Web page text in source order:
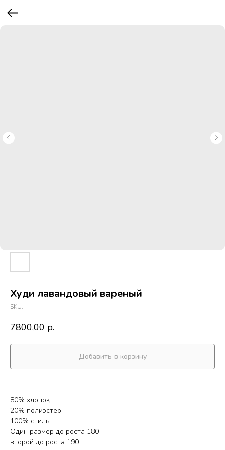
Худи лавандовый вареный
SKU:
7800,00 р.
Добавить в корзину
80% хлопок
20% полиэстер
100% стиль
Один размер до роста 180
второй до роста 190